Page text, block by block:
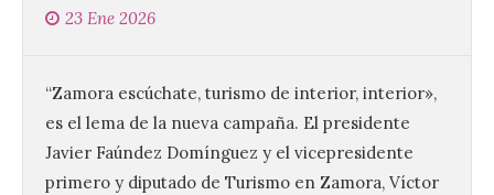
23 Ene 2026
“Zamora escúchate, turismo de interior, interior»,
es el lema de la nueva campaña. El presidente
Javier Faúndez Domínguez y el vicepresidente
primero y diputado de Turismo en Zamora, Víctor